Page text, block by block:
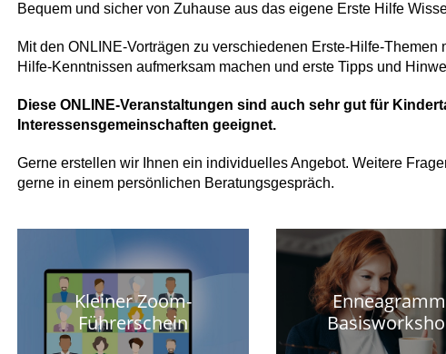
Bequem und sicher von Zuhause aus das eigene Erste Hilfe
Mit den ONLINE-Vorträgen zu verschiedenen Erste-Hilfe-
Hilfe-Kenntnissen aufmerksam machen und erste Tipps und
Diese ONLINE-Veranstaltungen sind auch sehr gut für
Interessensgemeinschaften geeignet.
Gerne erstellen wir Ihnen ein individuelles Angebot. Weitere
gerne in einem persönlichen Beratungsgespräch.
Kleiner Zoom-
Führerschein